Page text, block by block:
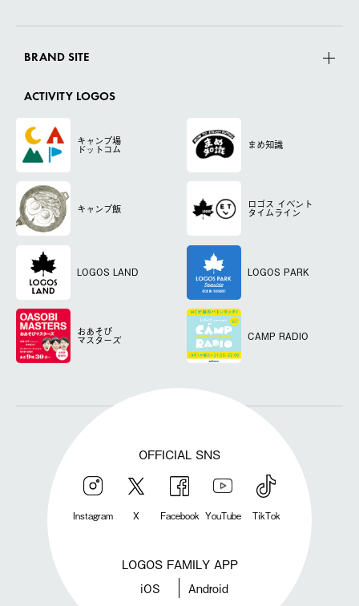
BRAND SITE
ACTIVITY LOGOS
キャンプ場
ドットコム まめ知識
キャンプ飯 ロゴス イベント
タイムライン
LOGOS LAND LOGOS PARK
おあそび
マスターズ CAMP RADIO
OFFICIAL SNS
Instagram X Facebook YouTube TikTok
LOGOS FAMILY APP
iOS Android